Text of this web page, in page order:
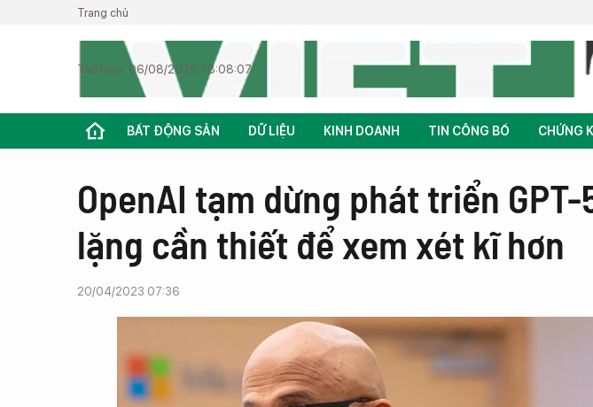
Trang chủ
Thứ Năm, 06/08/2026, 18:08:07
BẤT ĐỘNG SẢN DỮ LIỆU KINH DOANH TIN CÔNG BỐ CHỨNG
OpenAI tạm dừng phát triển
lặng cần thiết để xem xét kĩ hơn
20/04/2023 07:36